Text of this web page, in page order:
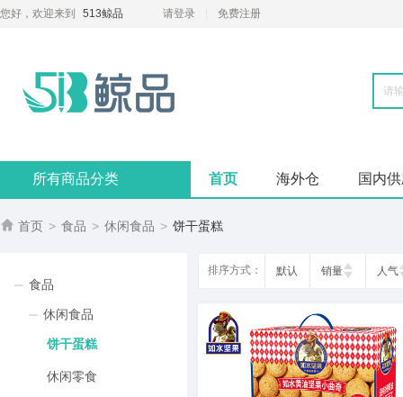
您好，欢迎来到 513鲸品 请登录 免费注册
所有商品分类 首页 海外仓 国内
 首页 > 食品 > 休闲食品 > 饼干蛋糕
食品
休闲食品
饼干蛋糕
休闲零食
排序方式： 默认 销量 人气